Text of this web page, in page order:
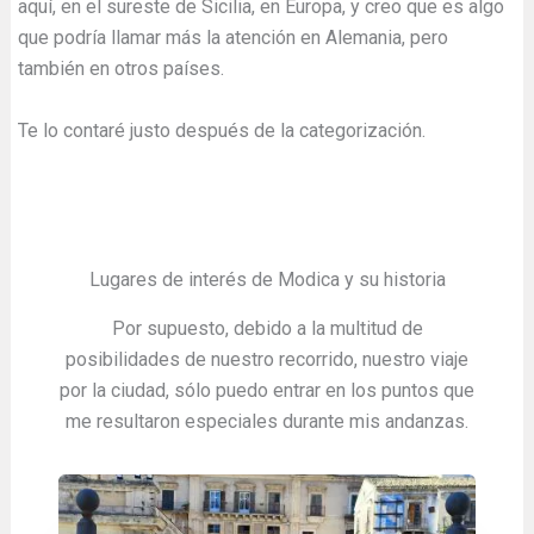
aquí, en el sureste de Sicilia, en Europa, y creo que es algo
que podría llamar más la atención en Alemania, pero
también en otros países.
Te lo contaré justo después de la categorización.
Lugares de interés de Modica y su historia
Por supuesto, debido a la multitud de
posibilidades de nuestro recorrido, nuestro viaje
por la ciudad, sólo puedo entrar en los puntos que
me resultaron especiales durante mis andanzas.